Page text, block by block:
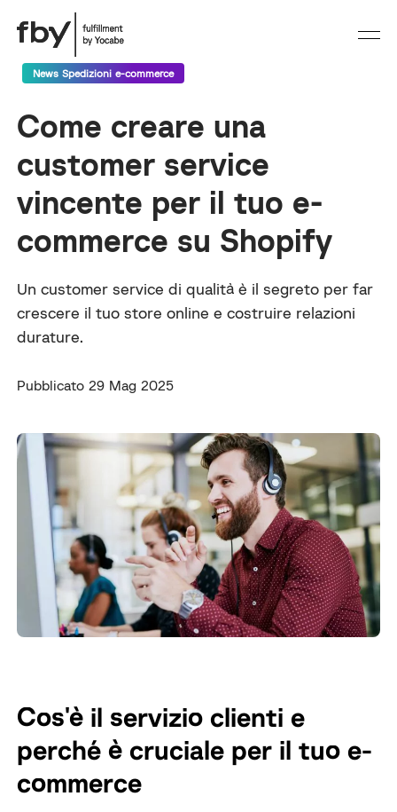
News Spedizioni e-commerce
Come creare una
customer service
vincente per il tuo e-
commerce su Shopify
Un customer service di qualità è il segreto per far
crescere il tuo store online e costruire relazioni
durature.
Pubblicato 29 Mag 2025
Cos'è il servizio clienti e
perché è cruciale per il tuo e-
commerce